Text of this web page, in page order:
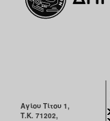
ΑΝΘΕΚΤΙΚΗ
Αγίου Τίτου 1,
Τ.Κ. 71202,